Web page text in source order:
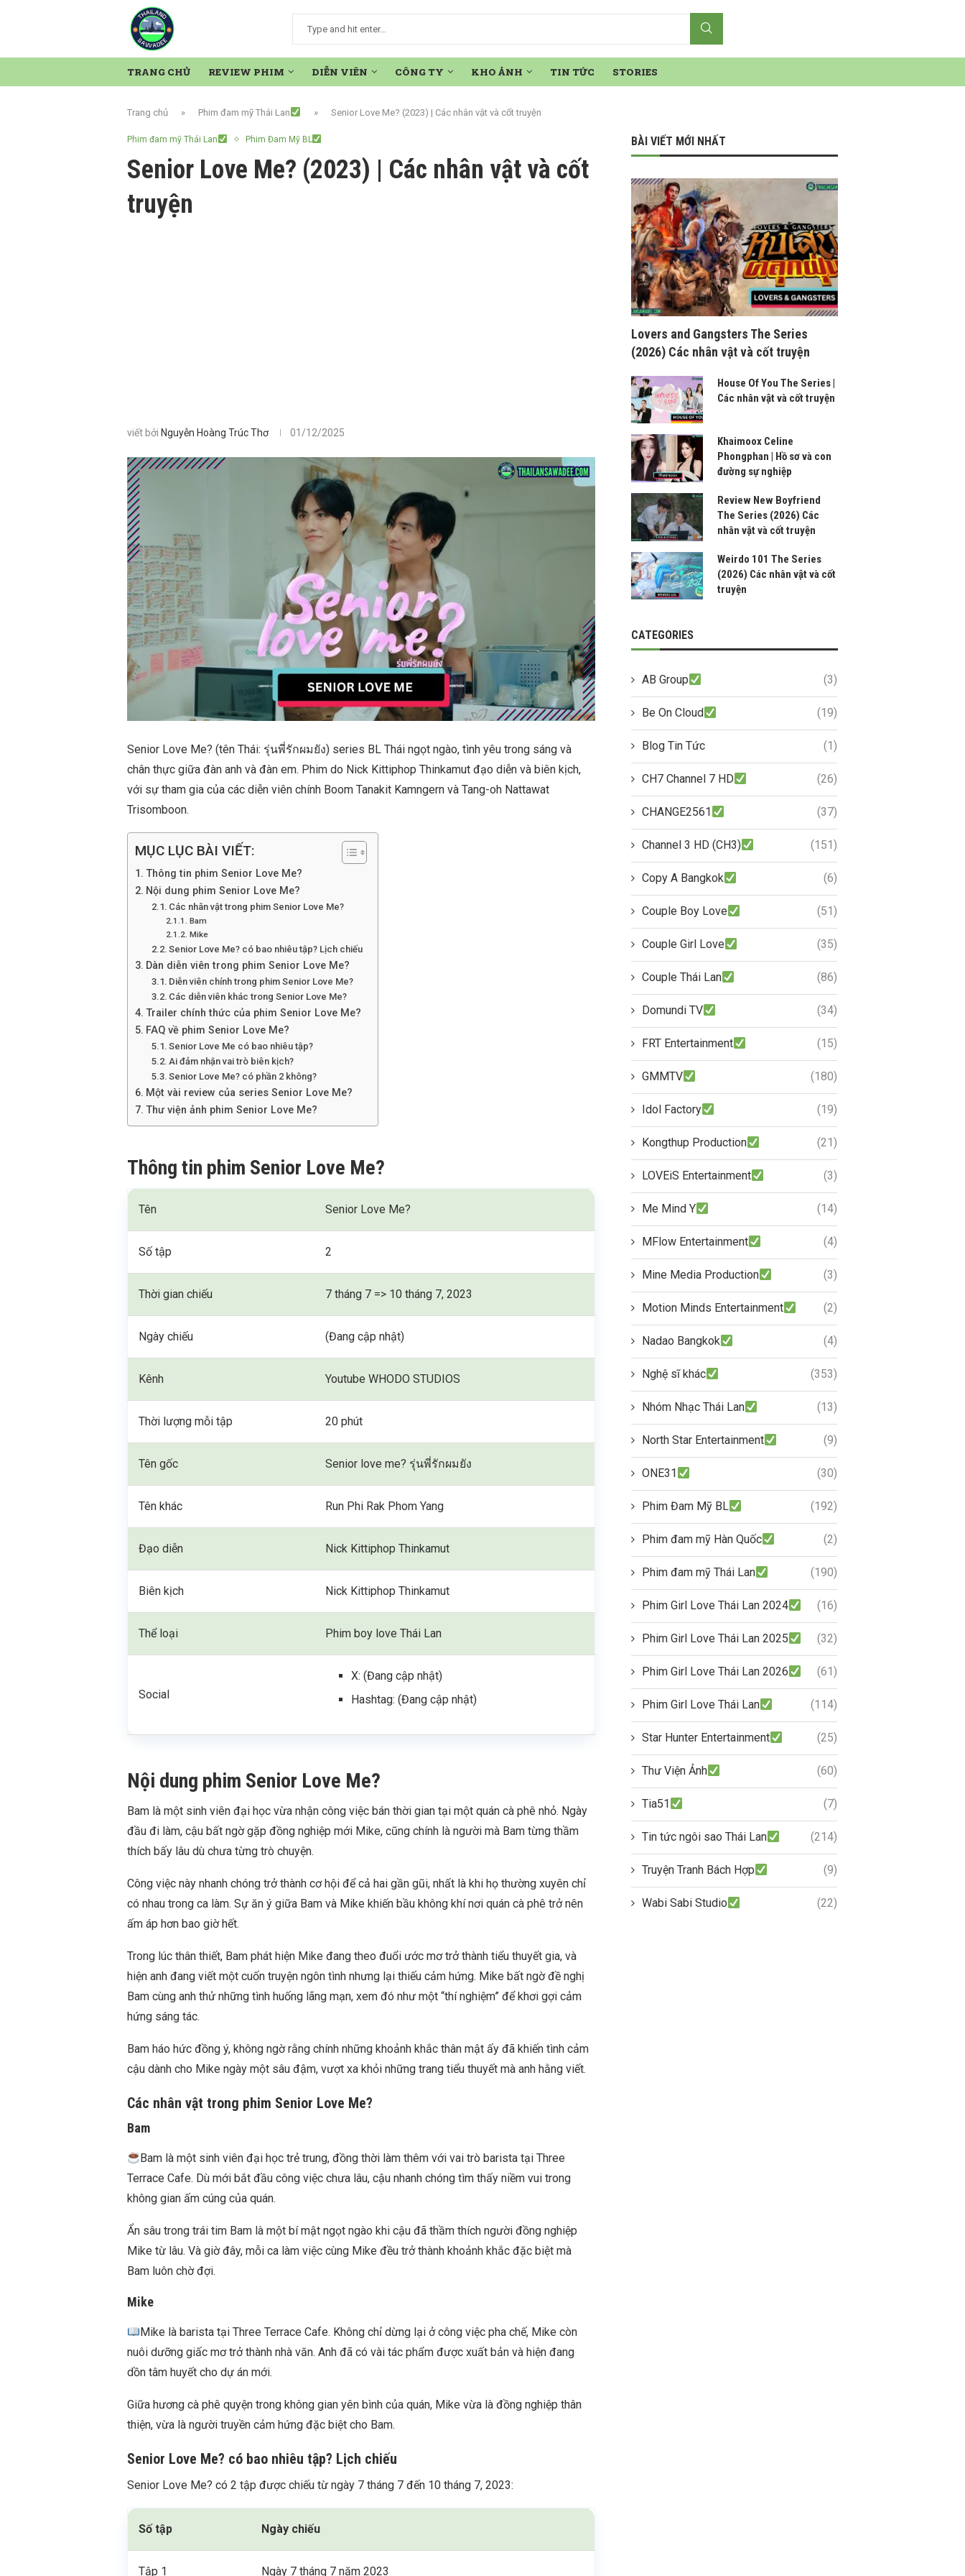
TRANG CHỦ REVIEW PHIM DIỄN VIÊN CÔNG TY KHO ẢNH TIN TỨC STORIES
Trang chủ » Phim đam mỹ Thái Lan » Senior Love Me? (2023) | Các nhân vật và cốt truyện
Phim đam mỹ Thái Lan Phim Đam Mỹ BL
Senior Love Me? (2023) | Các nhân vật và cốt
truyện
viết bởi Nguyễn Hoàng Trúc Thơ 01/12/2025
Senior Love Me? (tên Thái: รุ่นพี่รักผมยัง) series BL Thái ngọt ngào, tình yêu trong sáng và
chân thực giữa đàn anh và đàn em. Phim do Nick Kittiphop Thinkamut đạo diễn và biên kịch,
với sự tham gia của các diễn viên chính Boom Tanakit Kamngern và Tang-oh Nattawat
Trisomboon.
MỤC LỤC BÀI VIẾT:
Thông tin phim Senior Love Me?
Nội dung phim Senior Love Me?
Các nhân vật trong phim Senior Love Me?
Bam
Mike
Senior Love Me? có bao nhiêu tập? Lịch chiếu
Dàn diễn viên trong phim Senior Love Me?
Diễn viên chính trong phim Senior Love Me?
Các diễn viên khác trong Senior Love Me?
Trailer chính thức của phim Senior Love Me?
FAQ về phim Senior Love Me?
Senior Love Me có bao nhiêu tập?
Ai đảm nhận vai trò biên kịch?
Senior Love Me? có phần 2 không?
Một vài review của series Senior Love Me?
Thư viện ảnh phim Senior Love Me?
Thông tin phim Senior Love Me?
Tên Senior Love Me?
Số tập 2
Thời gian chiếu 7 tháng 7 => 10 tháng 7, 2023
Ngày chiếu (Đang cập nhật)
Kênh Youtube WHODO STUDIOS
Thời lượng mỗi tập 20 phút
Tên gốc Senior love me? รุ่นพี่รักผมยัง
Tên khác Run Phi Rak Phom Yang
Đạo diễn Nick Kittiphop Thinkamut
Biên kịch Nick Kittiphop Thinkamut
Thể loại Phim boy love Thái Lan
Social
X: (Đang cập nhật)
Hashtag: (Đang cập nhật)
Nội dung phim Senior Love Me?
Bam là một sinh viên đại học vừa nhận công việc bán thời gian tại một quán cà phê nhỏ. Ngày
đầu đi làm, cậu bất ngờ gặp đồng nghiệp mới Mike, cũng chính là người mà Bam từng thầm
thích bấy lâu dù chưa từng trò chuyện.
Công việc này nhanh chóng trở thành cơ hội để cả hai gần gũi, nhất là khi họ thường xuyên chỉ
có nhau trong ca làm. Sự ăn ý giữa Bam và Mike khiến bầu không khí nơi quán cà phê trở nên
ấm áp hơn bao giờ hết.
Trong lúc thân thiết, Bam phát hiện Mike đang theo đuổi ước mơ trở thành tiểu thuyết gia, và
hiện anh đang viết một cuốn truyện ngôn tình nhưng lại thiếu cảm hứng. Mike bất ngờ đề nghị
Bam cùng anh thử những tình huống lãng mạn, xem đó như một “thí nghiệm” để khơi gợi cảm
hứng sáng tác.
Bam háo hức đồng ý, không ngờ rằng chính những khoảnh khắc thân mật ấy đã khiến tình cảm
cậu dành cho Mike ngày một sâu đậm, vượt xa khỏi những trang tiểu thuyết mà anh hằng viết.
Các nhân vật trong phim Senior Love Me?
Bam
Bam là một sinh viên đại học trẻ trung, đồng thời làm thêm với vai trò barista tại Three
Terrace Cafe. Dù mới bắt đầu công việc chưa lâu, cậu nhanh chóng tìm thấy niềm vui trong
không gian ấm cúng của quán.
Ẩn sâu trong trái tim Bam là một bí mật ngọt ngào khi cậu đã thầm thích người đồng nghiệp
Mike từ lâu. Và giờ đây, mỗi ca làm việc cùng Mike đều trở thành khoảnh khắc đặc biệt mà
Bam luôn chờ đợi.
Mike
Mike là barista tại Three Terrace Cafe. Không chỉ dừng lại ở công việc pha chế, Mike còn
nuôi dưỡng giấc mơ trở thành nhà văn. Anh đã có vài tác phẩm được xuất bản và hiện đang
dồn tâm huyết cho dự án mới.
Giữa hương cà phê quyện trong không gian yên bình của quán, Mike vừa là đồng nghiệp thân
thiện, vừa là người truyền cảm hứng đặc biệt cho Bam.
Senior Love Me? có bao nhiêu tập? Lịch chiếu
Senior Love Me? có 2 tập được chiếu từ ngày 7 tháng 7 đến 10 tháng 7, 2023:
Số tập Ngày chiếu
Tập 1 Ngày 7 tháng 7 năm 2023
BÀI VIẾT MỚI NHẤT
Lovers and Gangsters The Series
(2026) Các nhân vật và cốt truyện
House Of You The Series |
Các nhân vật và cốt truyện
Khaimoox Celine
Phongphan | Hồ sơ và con
đường sự nghiệp
Review New Boyfriend
The Series (2026) Các
nhân vật và cốt truyện
Weirdo 101 The Series
(2026) Các nhân vật và cốt
truyện
CATEGORIES
AB Group (3)
Be On Cloud (19)
Blog Tin Tức (1)
CH7 Channel 7 HD (26)
CHANGE2561 (37)
Channel 3 HD (CH3) (151)
Copy A Bangkok (6)
Couple Boy Love (51)
Couple Girl Love (35)
Couple Thái Lan (86)
Domundi TV (34)
FRT Entertainment (15)
GMMTV (180)
Idol Factory (19)
Kongthup Production (21)
LOVEiS Entertainment (3)
Me Mind Y (14)
MFlow Entertainment (4)
Mine Media Production (3)
Motion Minds Entertainment (2)
Nadao Bangkok (4)
Nghệ sĩ khác (353)
Nhóm Nhạc Thái Lan (13)
North Star Entertainment (9)
ONE31 (30)
Phim Đam Mỹ BL (192)
Phim đam mỹ Hàn Quốc (2)
Phim đam mỹ Thái Lan (190)
Phim Girl Love Thái Lan 2024 (16)
Phim Girl Love Thái Lan 2025 (32)
Phim Girl Love Thái Lan 2026 (61)
Phim Girl Love Thái Lan (114)
Star Hunter Entertainment (25)
Thư Viện Ảnh (60)
Tia51 (7)
Tin tức ngôi sao Thái Lan (214)
Truyện Tranh Bách Hợp (9)
Wabi Sabi Studio (22)